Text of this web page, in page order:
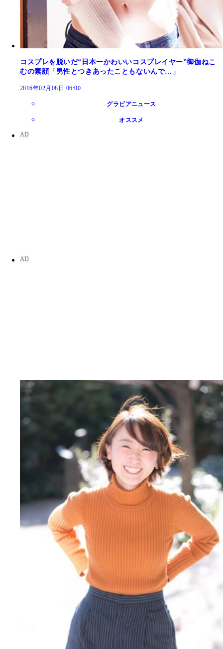
コスプレを脱いだ“日本一かわいいコスプレイヤー”御伽ねこ
むの素顔「男性とつきあったこともないんで…」
2016年02月08日 06:00
グラビアニュース
オススメ